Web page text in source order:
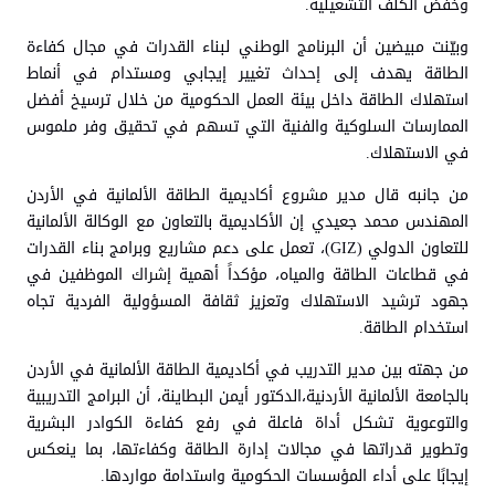
وبيّنت مبيضين أن البرنامج الوطني لبناء القدرات في مجال كفاءة
الطاقة يهدف إلى إحداث تغيير إيجابي ومستدام في أنماط
استهلاك الطاقة داخل بيئة العمل الحكومية من خلال ترسيخ أفضل
الممارسات السلوكية والفنية التي تسهم في تحقيق وفر ملموس
في الاستهلاك.
من جانبه قال مدير مشروع أكاديمية الطاقة الألمانية في الأردن
المهندس محمد جعيدي إن الأكاديمية بالتعاون مع الوكالة الألمانية
للتعاون الدولي (GIZ)، تعمل على دعم مشاريع وبرامج بناء القدرات
في قطاعات الطاقة والمياه، مؤكداً أهمية إشراك الموظفين في
جهود ترشيد الاستهلاك وتعزيز ثقافة المسؤولية الفردية تجاه
استخدام الطاقة.
من جهته بين مدير التدريب في أكاديمية الطاقة الألمانية في الأردن
بالجامعة الألمانية الأردنية،الدكتور أيمن البطاينة، أن البرامج التدريبية
والتوعوية تشكل أداة فاعلة في رفع كفاءة الكوادر البشرية
وتطوير قدراتها في مجالات إدارة الطاقة وكفاءتها، بما ينعكس
إيجابًا على أداء المؤسسات الحكومية واستدامة مواردها.